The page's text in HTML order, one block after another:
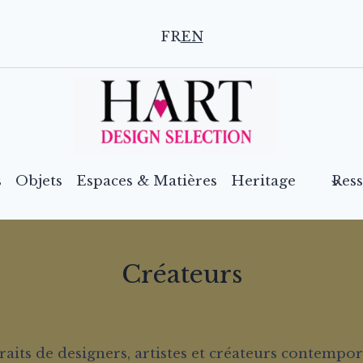
FREN
Objets Espaces & Matières Heritage
Créateurs
de designers, artistes et créateurs